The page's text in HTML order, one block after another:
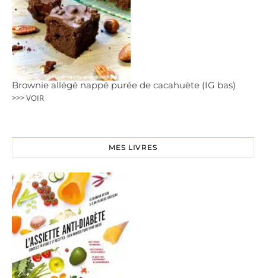
Brownie allégé nappé purée de cacahuète (IG bas)
>>> VOIR
MES LIVRES